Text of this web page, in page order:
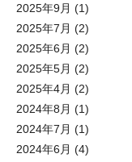
2025年9月 (1)
2025年7月 (2)
2025年6月 (2)
2025年5月 (2)
2025年4月 (2)
2024年8月 (1)
2024年7月 (1)
2024年6月 (4)